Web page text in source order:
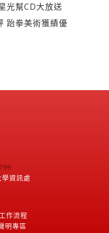
光幫CD大放送
跆拳美術獲績優
資訊處
工作流程
明專區